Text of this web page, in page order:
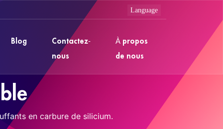
Blog
Contactez-
nous
À propos
de nous
en carbure de silicium.